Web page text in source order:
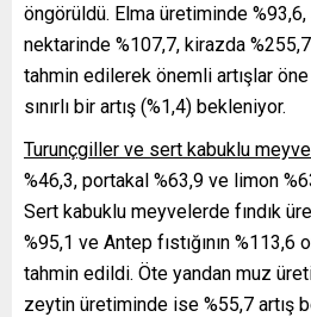
öngörüldü. Elma üretiminde
nektarinde %107,7, kirazda
tahmin edilerek önemli artışlar
sınırlı bir artış (%1,4) bekleniyor.
Turunçgiller ve sert kabuklu
%46,3, portakal %63,9 ve limon
Sert kabuklu meyvelerde fındık
%95,1 ve Antep fıstığının %113,6
tahmin edildi. Öte yandan muz
zeytin üretiminde ise %55,7 artış